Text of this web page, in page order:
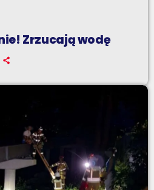
Zrzucają wodę